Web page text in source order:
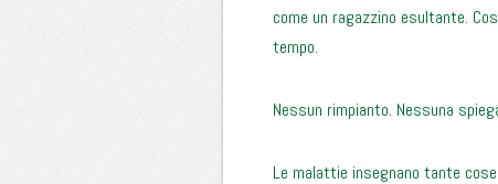
come un ragazzino esultante.
tempo.
Nessun rimpianto. Nessuna
Le malattie insegnano tante